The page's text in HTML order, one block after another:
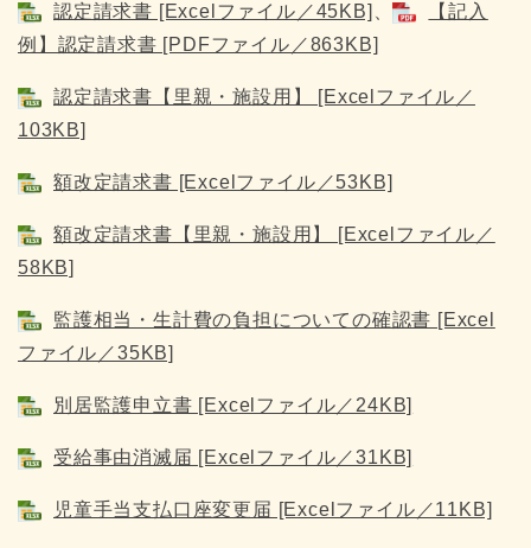
認定請求書 [Excelファイル／45KB] 、
【記入
例】認定請求書 [PDFファイル／863KB]
認定請求書【里親・施設用】 [Excelファイル／
103KB]
額改定請求書 [Excelファイル／53KB]
額改定請求書【里親・施設用】 [Excelファイル／
58KB]
監護相当・生計費の負担についての確認書 [Excel
ファイル／35KB]
別居監護申立書 [Excelファイル／24KB]
受給事由消滅届 [Excelファイル／31KB]
児童手当支払口座変更届 [Excelファイル／11KB]